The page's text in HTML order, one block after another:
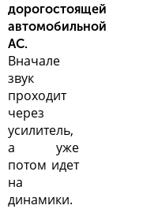
дорогостоящей
автомобильной
АС.
Вначале
звук
проходит
через
усилитель,
а уже
потом идет
на
динамики.